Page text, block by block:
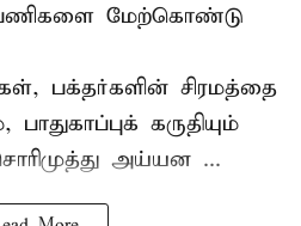
பணிகளை மேற்கொண்டு
பக்தர்களின் சிரமத்தை
கருதியும்
அய்யன ...